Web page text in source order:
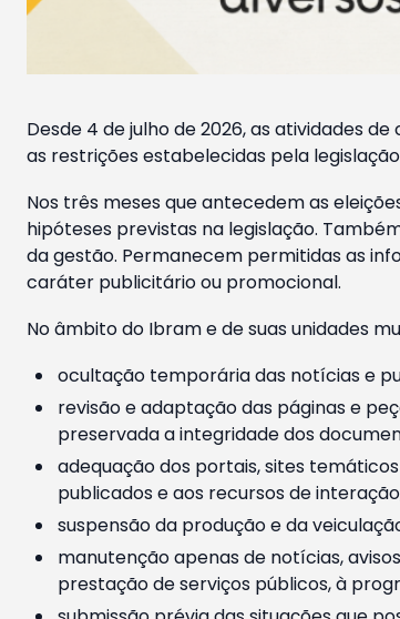
Desde 4 de julho de 2026, as atividades
as restrições estabelecidas pela
Nos três meses que antecedem as
hipóteses previstas na legislação.
da gestão. Permanecem permitidas as
caráter publicitário ou promocional.
No âmbito do Ibram e de suas unidades
ocultação temporária das notícias e
revisão e adaptação das páginas e
preservada a integridade dos
adequação dos portais, sites
publicados e aos recursos de
suspensão da produção e da
manutenção apenas de notícias,
prestação de serviços públicos, à